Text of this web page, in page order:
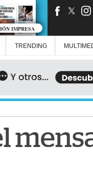
IMPRESA
TRENDING